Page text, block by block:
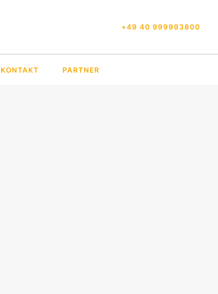
+49 40 999993800
KONTAKT PARTNER